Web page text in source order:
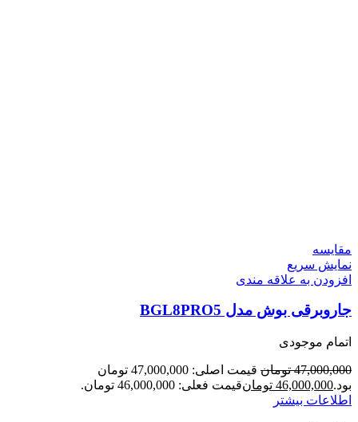
مقايسه
نمایش سریع
افزودن به علاقه مندی
جاروبرقی بوش مدل BGL8PRO5
اتمام موجودی
47,000,000 تومان
قیمت اصلی: 47,000,000 تومان
بود.46,000,000 تومانقیمت فعلی: 46,000,000 تومان.
اطلاعات بیشتر